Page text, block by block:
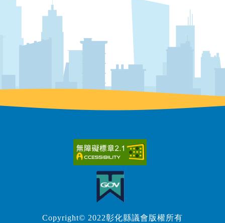
Copyright© 2022彰化縣議會版權所有